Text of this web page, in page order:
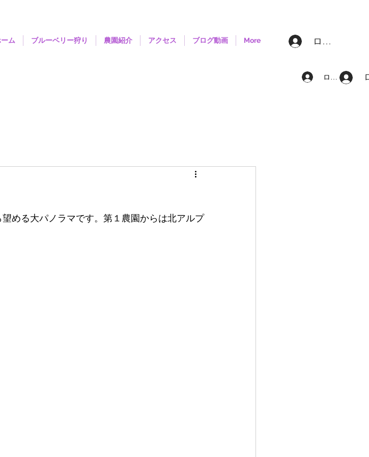
ム ブルーベリー狩り 農園紹介 アクセス ブログ動画 More ログイン
める大パノラマです。第１農園からは北アルプ
ログイン